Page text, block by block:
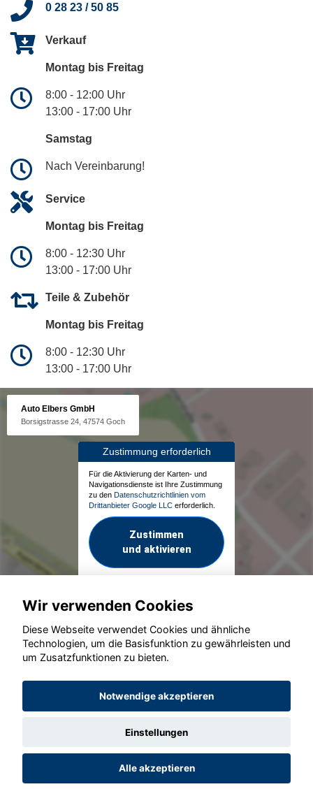
0 28 23 / 50 85
Verkauf
Montag bis Freitag
8:00 - 12:00 Uhr
13:00 - 17:00 Uhr
Samstag
Nach Vereinbarung!
Service
Montag bis Freitag
8:00 - 12:30 Uhr
13:00 - 17:00 Uhr
Teile & Zubehör
Montag bis Freitag
8:00 - 12:30 Uhr
13:00 - 17:00 Uhr
Auto Elbers GmbH
Borsigstrasse 24, 47574 Goch
Zustimmung erforderlich
Für die Aktivierung der Karten- und
Navigationsdienste ist Ihre Zustimmung
zu den Datenschutzrichtlinien vom
Drittanbieter Google LLC erforderlich.
Zustimmen
und aktivieren
© konjunkturmotor.de GmbH 2020 - 2026
Wir verwenden Cookies
Diese Webseite verwendet Cookies und ähnliche
Technologien, um die Basisfunktion zu gewährleisten und
um Zusatzfunktionen zu bieten.
Notwendige akzeptieren
Einstellungen
Alle akzeptieren